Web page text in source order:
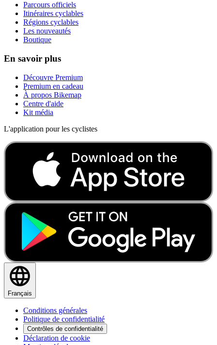
Parcours officiels
Itinéraires cyclables
Régions cyclables
Les nouveautés
Boutique
En savoir plus
Découvre Premium
Premium en cadeau
À propos Bikemap
Centre d'aide
Kit média
L'application pour les cyclistes
Français
Conditions générales
Politique de confidentialité
Contrôles de confidentialité
Déclaration de cookie